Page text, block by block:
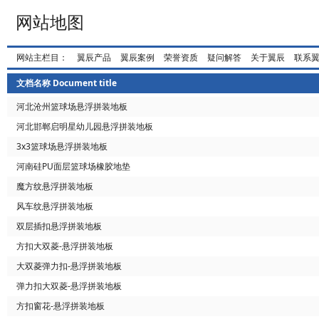
网站地图
网站主栏目：翼辰产品 翼辰案例 荣誉资质 疑问解答 关于翼辰 联系
文档名称 Document title
河北沧州篮球场悬浮拼装地板
河北邯郸启明星幼儿园悬浮拼装地板
3x3篮球场悬浮拼装地板
河南硅PU面层篮球场橡胶地垫
魔方纹悬浮拼装地板
风车纹悬浮拼装地板
双层插扣悬浮拼装地板
方扣大双菱-悬浮拼装地板
大双菱弹力扣-悬浮拼装地板
弹力扣大双菱-悬浮拼装地板
方扣窗花-悬浮拼装地板